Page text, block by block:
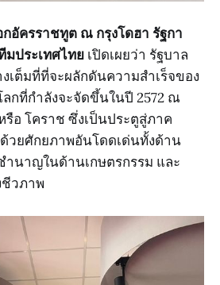
กอัครราชทูต ณ กรุงโดฮา รัฐกา
ประเทศไทย เปิดเผยว่า รัฐบาล
เต็มที่ที่จะผลักดันความสำเร็จของ
กที่กำลังจะจัดขึ้นในปี 2572 ณ
อ โคราช ซึ่งเป็นประตูสู่ภาค
วยศักยภาพอันโดดเด่นทั้งด้าน
นาญในด้านเกษตรกรรม และ
วภาพ